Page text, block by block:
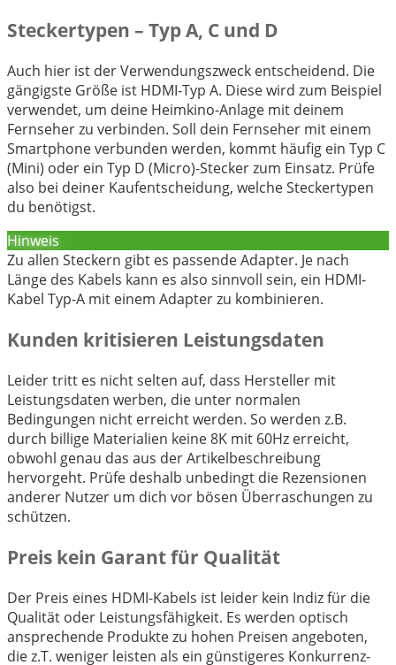
Steckertypen – Typ A, C und D
Auch hier ist der Verwendungszweck entscheidend. Die
gängigste Größe ist HDMI-Typ A. Diese wird zum Beispiel
verwendet, um deine Heimkino-Anlage mit deinem
Fernseher zu verbinden. Soll dein Fernseher mit einem
Smartphone verbunden werden, kommt häufig ein Typ C
(Mini) oder ein Typ D (Micro)-Stecker zum Einsatz. Prüfe
also bei deiner Kaufentscheidung, welche Steckertypen
du benötigst.
Hinweis
Zu allen Steckern gibt es passende Adapter. Je nach
Länge des Kabels kann es also sinnvoll sein, ein HDMI-
Kabel Typ-A mit einem Adapter zu kombinieren.
Kunden kritisieren Leistungsdaten
Leider tritt es nicht selten auf, dass Hersteller mit
Leistungsdaten werben, die unter normalen
Bedingungen nicht erreicht werden. So werden z.B.
durch billige Materialien keine 8K mit 60Hz erreicht,
obwohl genau das aus der Artikelbeschreibung
hervorgeht. Prüfe deshalb unbedingt die Rezensionen
anderer Nutzer um dich vor bösen Überraschungen zu
schützen.
Preis kein Garant für Qualität
Der Preis eines HDMI-Kabels ist leider kein Indiz für die
Qualität oder Leistungsfähigkeit. Es werden optisch
ansprechende Produkte zu hohen Preisen angeboten,
die z.T. weniger leisten als ein günstigeres Konkurrenz-